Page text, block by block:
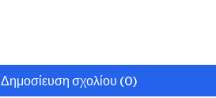
Δημοσίευση σχολίου (0)